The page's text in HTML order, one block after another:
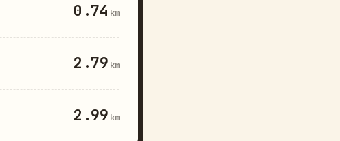
0.74 km
2.79 km
2.99 km